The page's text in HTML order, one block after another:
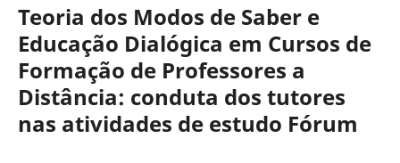
Teoria dos Modos de Saber e
Educação Dialógica em Cursos de
Formação de Professores a
Distância: conduta dos tutores
nas atividades de estudo Fórum